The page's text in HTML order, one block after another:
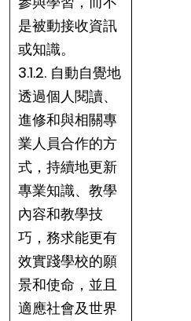
是被動接收資訊
或知識。
3.1.2. 自動自覺地
透過個人閱讀、
進修和與相關專
業人員合作的方
式，持續地更新
專業知識、教學
內容和教學技
巧，務求能更有
效實踐學校的願
景和使命，並且
適應社會及世界